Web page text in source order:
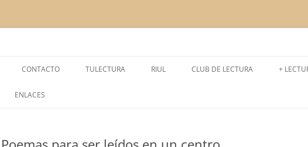
CONTACTO TULECTURA RIUL CLUB DE LECTURA
CURSO 2023-2024
+
ENLACES